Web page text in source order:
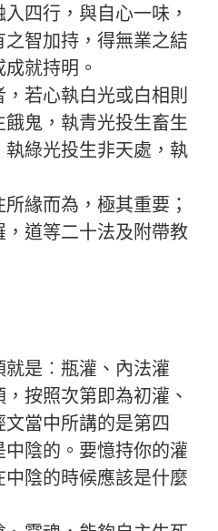
四行，與自心一味，
智加持，得無業之結
就持明。
若心執白光或白相則
鬼，執青光投生畜生
綠光投生非天處，執
緣而為，極其重要；
道等二十法及附帶教
是︰瓶灌、內法灌
按照次第即為初灌、
當中所講的是第四
陰的。要憶持你的灌
中陰的時候應該是什麼